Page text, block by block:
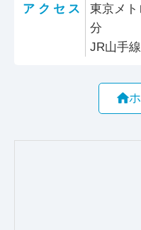
アクセス
東京メ
分
JR山手